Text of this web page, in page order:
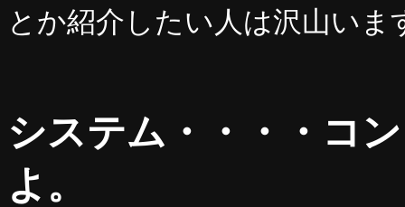
とか紹介したい人は沢山いま
システム・・・・コ
よ。